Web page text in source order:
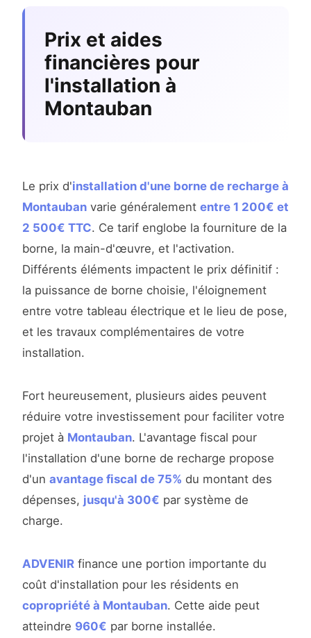
Prix et aides
financières pour
l'installation à
Montauban
Le prix d'installation d'une borne de recharge à
Montauban varie généralement entre 1 200€ et
2 500€ TTC. Ce tarif englobe la fourniture de la
borne, la main-d'œuvre, et l'activation.
Différents éléments impactent le prix définitif :
la puissance de borne choisie, l'éloignement
entre votre tableau électrique et le lieu de pose,
et les travaux complémentaires de votre
installation.
Fort heureusement, plusieurs aides peuvent
réduire votre investissement pour faciliter votre
projet à Montauban. L'avantage fiscal pour
l'installation d'une borne de recharge propose
d'un avantage fiscal de 75% du montant des
dépenses, jusqu'à 300€ par système de
charge.
ADVENIR finance une portion importante du
coût d'installation pour les résidents en
copropriété à Montauban. Cette aide peut
atteindre 960€ par borne installée.